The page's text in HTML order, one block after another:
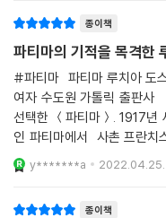
성령의 기도 248
1. 프란치스코의 성격
그의 영성 249
타고난 성향 253
천사를 본 프란치스코 255
첫 번째 발현의 감동 258
두 번째 발현의 감동 264
세 번째 발현의 감동 267
종이책
파티마의 기적을 목격한
#파티마 파티마 루치아 도스 산토스 수녀/ 대전 가르멜
여자 수도원 가톨릭 출판사 캐스리더스 4월의 책 중에
선택한 ＜파티마＞. 1917년
인 파티마에서 사촌 프란치
발현을 목격한 루치아 수녀가 쓴 회
녀의 회고록을 읽으면서 가장 인상이 깊었던 부분은 고통
y*******a 2022.04.25.
종이책